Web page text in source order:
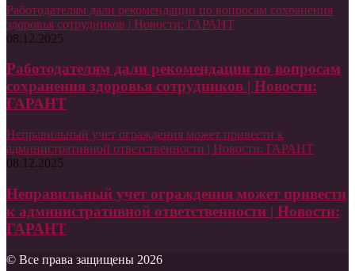
Работодателям дали рекомендации по вопросам сохранения
здоровья сотрудников | Новости: ГАРАНТ
08.12.2025
Работодателям дали рекомендации по вопросам
сохранения здоровья сотрудников | Новости:
ГАРАНТ
Неправильный учет ограждения может привести к
административной ответственности | Новости: ГАРАНТ
08.12.2025
Неправильный учет ограждения может привести
к административной ответственности | Новости:
ГАРАНТ
© Все права защищены 2026